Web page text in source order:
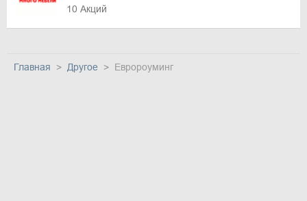
10 Акций
Главная Другое Евророуминг